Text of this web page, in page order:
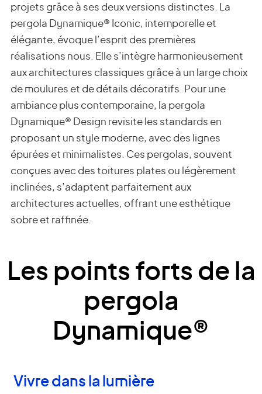
projets grâce à ses deux versions distinctes. La
pergola Dynamique® Iconic, intemporelle et
élégante, évoque l’esprit des premières
réalisations nous. Elle s’intègre harmonieusement
aux architectures classiques grâce à un large choix
de moulures et de détails décoratifs. Pour une
ambiance plus contemporaine, la pergola
Dynamique® Design revisite les standards en
proposant un style moderne, avec des lignes
épurées et minimalistes. Ces pergolas, souvent
conçues avec des toitures plates ou légèrement
inclinées, s’adaptent parfaitement aux
architectures actuelles, offrant une esthétique
sobre et raffinée.
Les points forts de la
pergola
Dynamique®
Vivre dans la lumière